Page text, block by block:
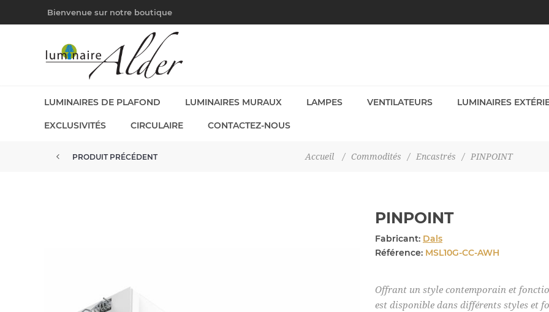
Bienvenue sur notre boutique
LUMINAIRES DE PLAFOND LUMINAIRES MURAUX LAMPES VENTILATEURS LUMINAIRES
EXCLUSIVITÉS CIRCULAIRE CONTACTEZ-NOUS
Accueil / Commodités / Encastrés / PINPOINT
PRODUIT PRÉCÉDENT
PINPOINT
Fabricant: Dals
Référence: MSL10G-CC-AWH
Offrant un style contemporain et
est disponible dans différents styles et